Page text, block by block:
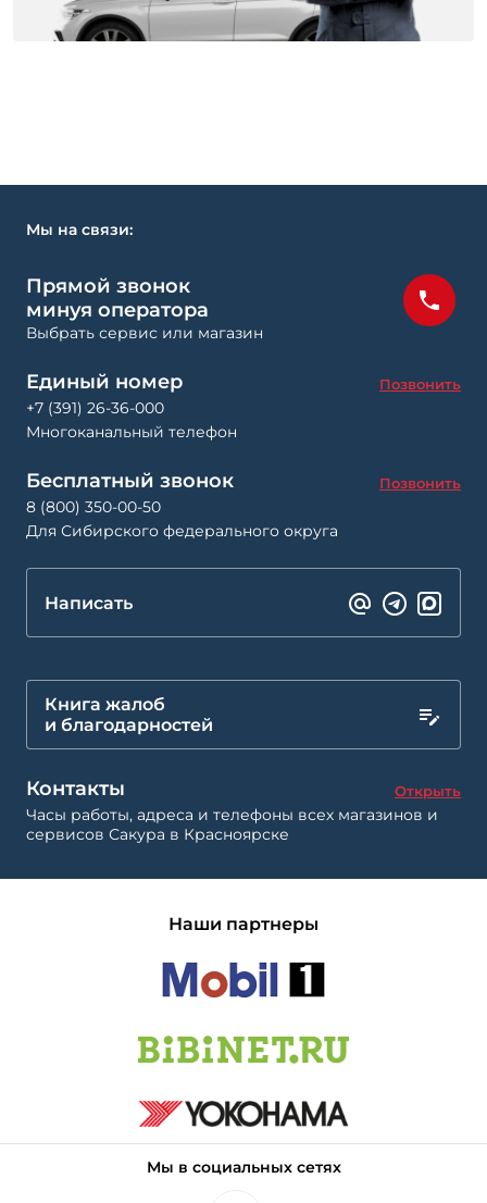
Мы на связи:
Прямой звонок
минуя оператора
Выбрать сервис или магазин
Единый номер Позвонить
+7 (391) 26-36-000
Многоканальный телефон
Бесплатный звонок Позвонить
8 (800) 350-00-50
Для Сибирского федерального округа
Написать
Книга жалоб
и благодарностей
Контакты Открыть
Часы работы, адреса и телефоны всех магазинов и
сервисов Сакура в Красноярске
Наши партнеры
Мы в социальных сетях